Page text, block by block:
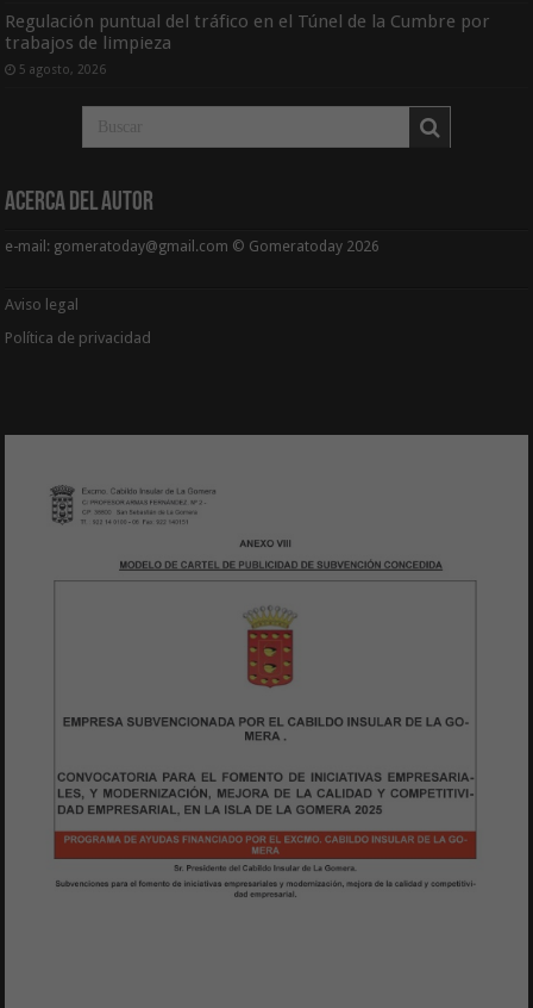
Regulación puntual del tráfico en el Túnel de la Cumbre por
trabajos de limpieza
5 agosto, 2026
Acerca del Autor
e-mail: gomeratoday@gmail.com © Gomeratoday 2026
Aviso legal
Política de privacidad